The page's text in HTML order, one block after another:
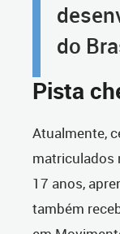
do
Pista
Atualmente,
matriculados
17 anos,
também